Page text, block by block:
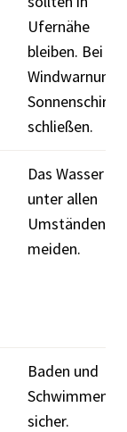
Ufernähe
bleiben. Bei
Windwarnung
schließen.
Das Wasser
unter allen
Umständen
meiden.
Baden und
Schwimmen
sicher.